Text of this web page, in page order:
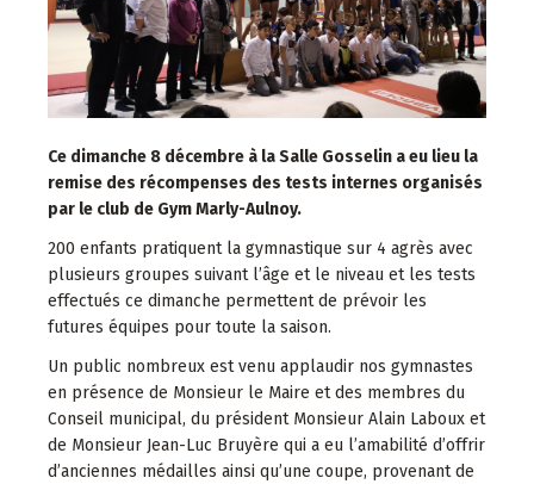
Ce dimanche 8 décembre à la Salle Gosselin a eu lieu la
remise des récompenses des tests internes organisés
par le club de Gym Marly-Aulnoy.
200 enfants pratiquent la gymnastique sur 4 agrès avec
plusieurs groupes suivant l’âge et le niveau et les tests
effectués ce dimanche permettent de prévoir les
futures équipes pour toute la saison.
Un public nombreux est venu applaudir nos gymnastes
en présence de Monsieur le Maire et des membres du
Conseil municipal, du président Monsieur Alain Laboux et
de Monsieur Jean-Luc Bruyère qui a eu l’amabilité d’offrir
d’anciennes médailles ainsi qu’une coupe, provenant de